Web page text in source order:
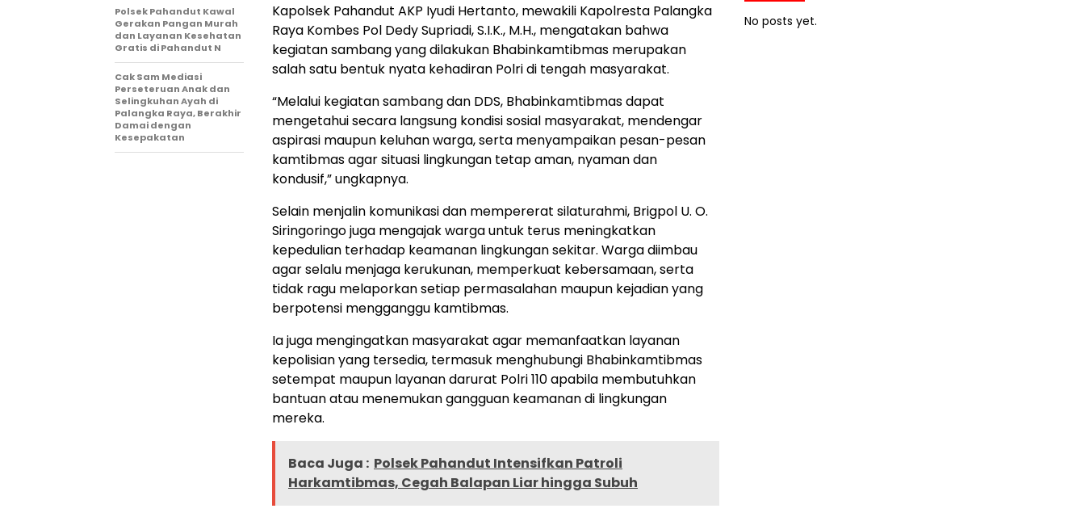
Kapolsek Pahandut AKP Iyudi Hertanto, mewakili Kapolresta Palangka
Raya Kombes Pol Dedy Supriadi, S.I.K., M.H., mengatakan bahwa
kegiatan sambang yang dilakukan Bhabinkamtibmas merupakan
salah satu bentuk nyata kehadiran Polri di tengah masyarakat.
“Melalui kegiatan sambang dan DDS, Bhabinkamtibmas dapat
mengetahui secara langsung kondisi sosial masyarakat, mendengar
aspirasi maupun keluhan warga, serta menyampaikan pesan-pesan
kamtibmas agar situasi lingkungan tetap aman, nyaman dan
kondusif,” ungkapnya.
Selain menjalin komunikasi dan mempererat silaturahmi, Brigpol U. O.
Siringoringo juga mengajak warga untuk terus meningkatkan
kepedulian terhadap keamanan lingkungan sekitar. Warga diimbau
agar selalu menjaga kerukunan, memperkuat kebersamaan, serta
tidak ragu melaporkan setiap permasalahan maupun kejadian yang
berpotensi mengganggu kamtibmas.
Ia juga mengingatkan masyarakat agar memanfaatkan layanan
kepolisian yang tersedia, termasuk menghubungi Bhabinkamtibmas
setempat maupun layanan darurat Polri 110 apabila membutuhkan
bantuan atau menemukan gangguan keamanan di lingkungan
mereka.
Baca Juga : Polsek Pahandut Intensifkan Patroli
Harkamtibmas, Cegah Balapan Liar hingga Subuh
Polsek Pahandut Kawal
Gerakan Pangan Murah
dan Layanan Kesehatan
Gratis di Pahandut N
Cak Sam Mediasi
Perseteruan Anak dan
Selingkuhan Ayah di
Palangka Raya, Berakhir
Damai dengan
Kesepakatan
No posts yet.